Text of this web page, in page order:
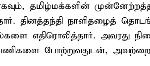
தமிழ்மக்களின்
தினத்தந்தி நாளிதழைத்
எதிரொலித்தார். அவரது
போற்றுவதுடன்,